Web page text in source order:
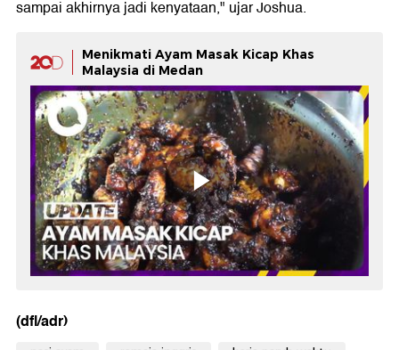
sampai akhirnya jadi kenyataan," ujar Joshua.
Menikmati Ayam Masak Kicap Khas
Malaysia di Medan
(dfl/adr)